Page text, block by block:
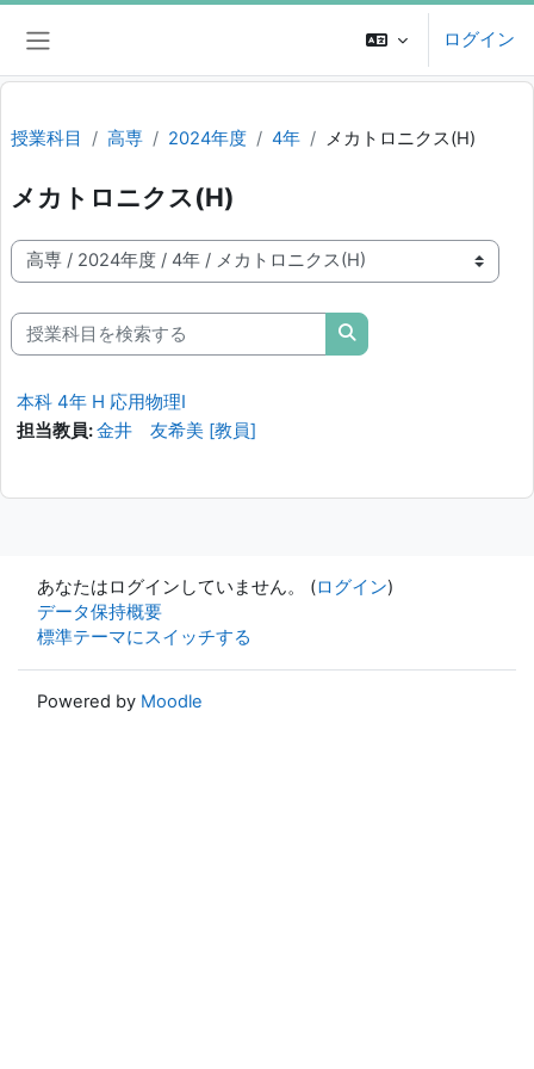
メインコンテンツへスキップする
ログイン
授業科目 高専 2024年度 4年 メカトロニクス(H)
メカトロニクス(H)
授業科目カテゴリ
授業科目を検索する
授業科目を検索する
本科 4年 H 応用物理Ⅰ
担当教員:金井 友希美 [教員]
あなたはログインしていません。 (ログイン)
データ保持概要
標準テーマにスイッチする
Powered by Moodle